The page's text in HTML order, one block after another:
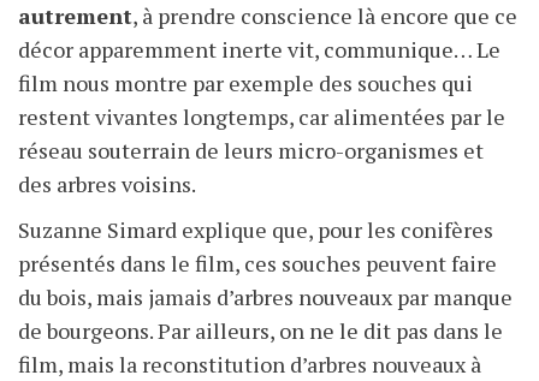
autrement, à prendre conscience là encore que ce
décor apparemment inerte vit, communique… Le
film nous montre par exemple des souches qui
restent vivantes longtemps, car alimentées par le
réseau souterrain de leurs micro-organismes et
des arbres voisins.
Suzanne Simard explique que, pour les conifères
présentés dans le film, ces souches peuvent faire
du bois, mais jamais d’arbres nouveaux par manque
de bourgeons. Par ailleurs, on ne le dit pas dans le
film, mais la reconstitution d’arbres nouveaux à